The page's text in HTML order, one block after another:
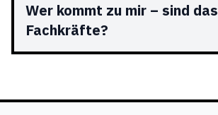
Wer kommt zu mir – sind das
Fachkräfte?